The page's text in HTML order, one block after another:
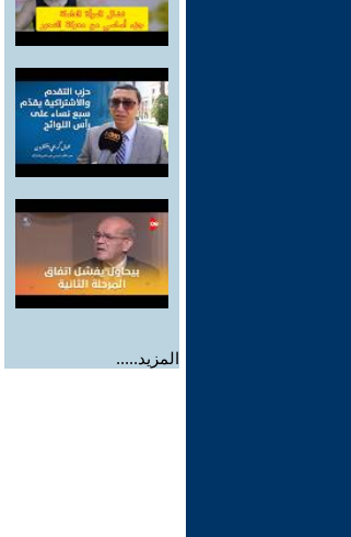
المزيد.....